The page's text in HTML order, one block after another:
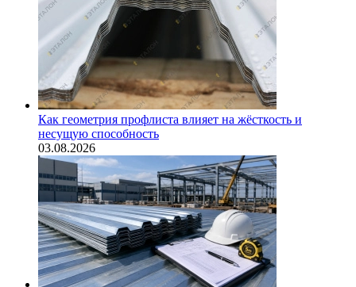
Как геометрия профлиста влияет на жёсткость и
несущую способность
03.08.2026